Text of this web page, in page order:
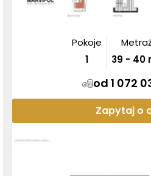
Pokoje
1
39 - 40
od 1 072
Zapytaj o